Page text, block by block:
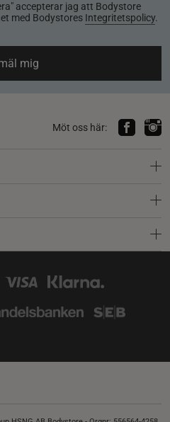
accepterar jag att Bodystore
med Bodystores Integritetspolicy.
mig
Möt oss här: